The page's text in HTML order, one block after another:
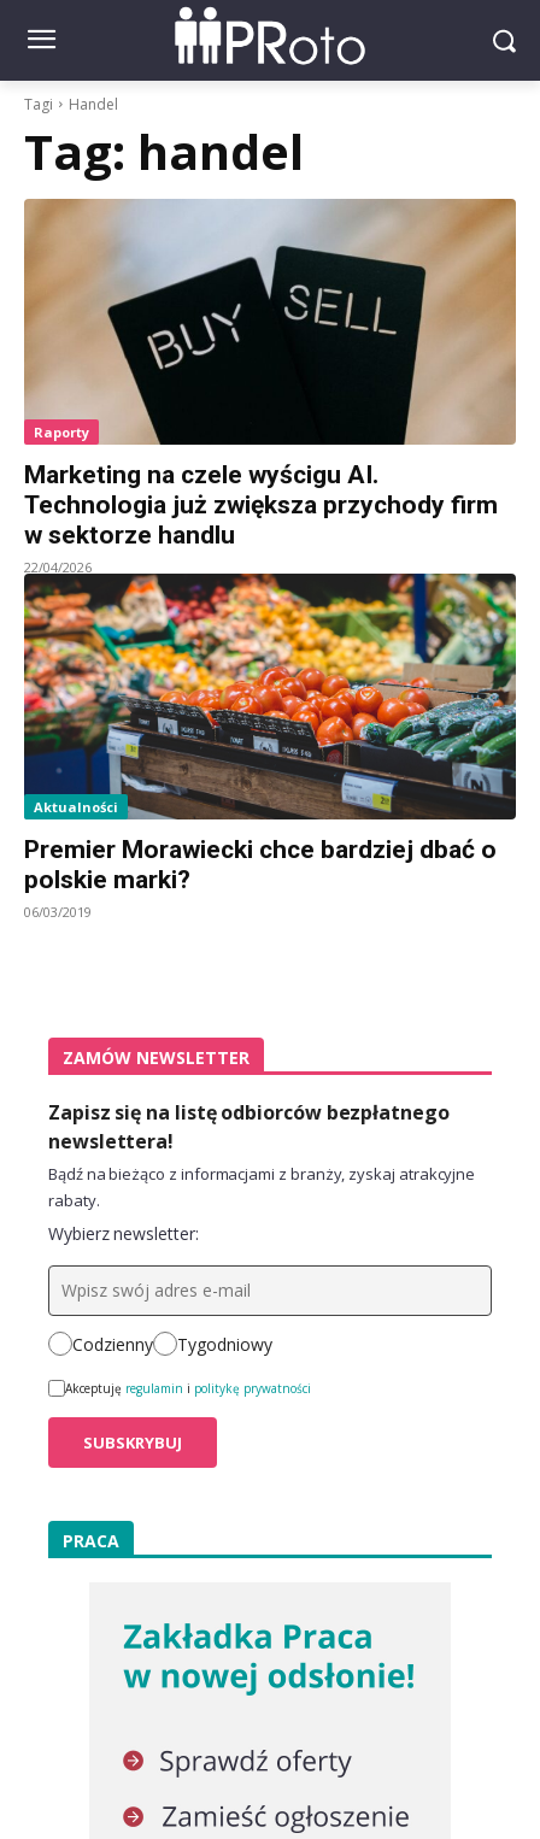
Tagi Handel
Tag: handel
Raporty
Marketing na czele wyścigu AI.
Technologia już zwiększa przychody firm
w sektorze handlu
22/04/2026
Aktualności
Premier Morawiecki chce bardziej dbać o
polskie marki?
06/03/2019
ZAMÓW NEWSLETTER
Zapisz się na listę odbiorców bezpłatnego
newslettera!
Bądź na bieżąco z informacjami z branży, zyskaj atrakcyjne
rabaty.
Wybierz newsletter:
Codzienny Tygodniowy
Akceptuję regulamin i politykę prywatności
PRACA